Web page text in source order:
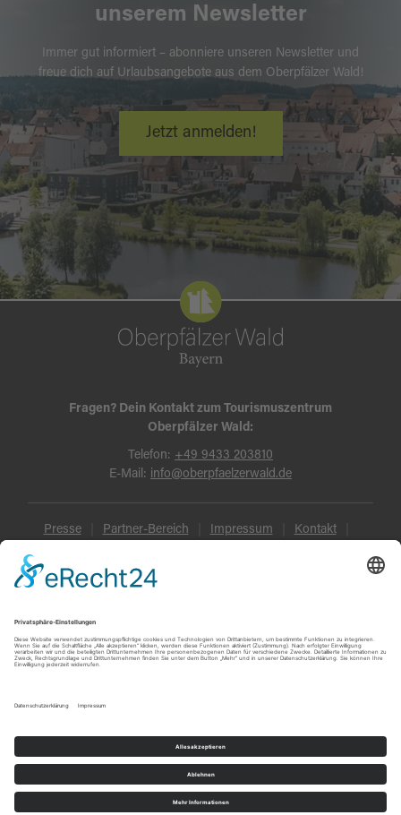
unserem Newsletter
Immer gut informiert – abonniere unseren Newsletter und
freue dich auf Urlaubsangebote aus dem Oberpfälzer Wald!
Jetzt anmelden!
Fragen? Dein Kontakt zum Tourismuszentrum
Oberpfälzer Wald:
Telefon: +49 9433 203810
E-Mail: info@oberpfaelzerwald.de
Presse Partner-Bereich Impressum Kontakt
Datenschutz
© Oberpfälzer Wald 2026